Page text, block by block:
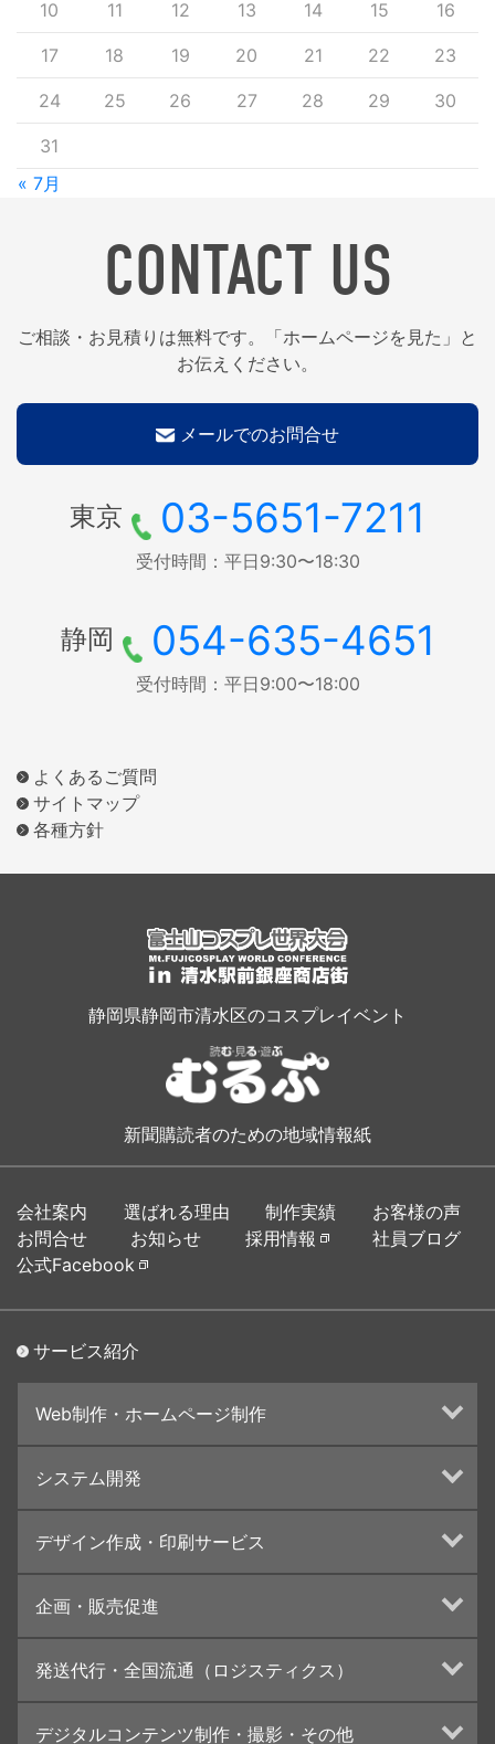
« 7月
10 11 12 13 14 15 16
17 18 19 20 21 22 23
24 25 26 27 28 29 30
31
CONTACT US
ご相談・お見積りは無料です。「ホームページを見た」と
お伝えください。
メールでのお問合せ
東京 03-5651-7211
受付時間：平日9:30〜18:30
静岡 054-635-4651
受付時間：平日9:00〜18:00
よくあるご質問
サイトマップ
各種方針
静岡県静岡市清水区のコスプレイベント
新聞購読者のための地域情報紙
会社案内 選ばれる理由 制作実績
お客様の声
お問合せ
お知らせ 採用情報
社員ブログ
公式Facebook
サービス紹介
Web制作・ホームページ制作
ランディングページ制作
Web分析・改善・コンサルティング
インターネット広告代行
UI・UXデザイン設計
システム開発
デザイン作成・印刷サービス
カタログデザインの制作・印刷
冊子/パンフレットのデザイン制作・印刷
学校・会社案内パンフレット制作・印刷
高精細印刷（スブリマ印刷）
社内報
企画・販売促進
ブランディング戦略
イベント運営
コンテンツ制作
発送代行・全国流通（ロジスティクス）
デジタルコンテンツ制作・撮影・その他